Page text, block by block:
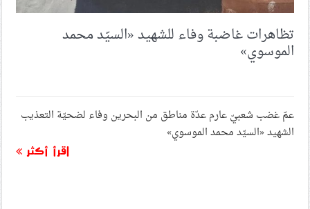
تظاهرات غاضبة وفاء للشهيد «السيّد محمد
الموسوي»
عمّ غضب شعبيّ عارم عدّة مناطق من البحرين وفاء لضحيّة التعذيب
الشهيد «السيّد محمد الموسوي»
اقرأ أكثر